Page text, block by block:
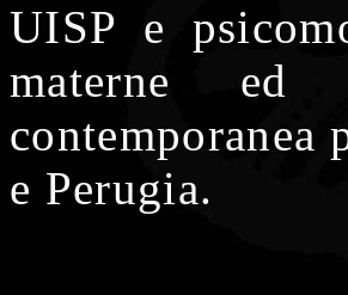
UISP e
materne ed
contemporanea
e Perugia.